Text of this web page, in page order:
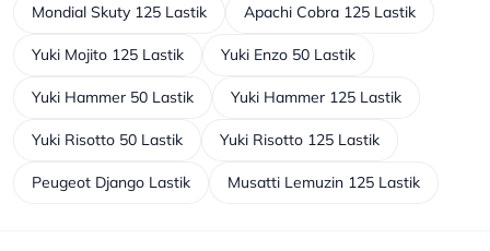
Mondial Skuty 125 Lastik Apachi Cobra 125 Lastik
Yuki Mojito 125 Lastik Yuki Enzo 50 Lastik
Yuki Hammer 50 Lastik Yuki Hammer 125 Lastik
Yuki Risotto 50 Lastik Yuki Risotto 125 Lastik
Peugeot Django Lastik Musatti Lemuzin 125 Lastik